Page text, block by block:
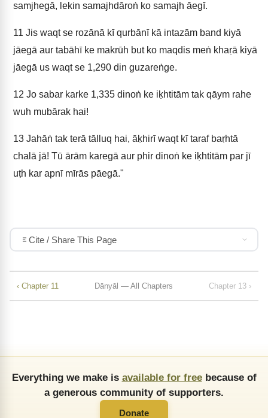
samjhegā, lekin samajhdāroṅ ko samajh āegī.
11 Jis waqt se rozānā kī qurbānī kā intazām band kiyā
jāegā aur tabāhī ke makrūh but ko maqdis meṅ khaṛā kiyā
jāegā us waqt se 1,290 din guzareṅge.
12 Jo sabar karke 1,335 dinoṅ ke iḳhtitām tak qāym rahe
wuh mubārak hai!
13 Jahāṅ tak terā tālluq hai, āḳhirī waqt kī taraf baṛhtā
chalā jā! Tū ārām karegā aur phir dinoṅ ke iḳhtitām par jī
uṭh kar apnī mīrās pāegā."
Cite / Share This Page
‹ Chapter 11 Dānyāl — All Chapters Chapter 13 ›
Everything we make is available for freebecause of
a generous community of supporters.
Donate